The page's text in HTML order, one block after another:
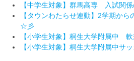
【中学生対象】群馬高専 入試関
【タウンわたらせ連動】2学期か
☆彡
【小学生対象】桐生大学附属中
【小学生対象】桐生大学附属中サ